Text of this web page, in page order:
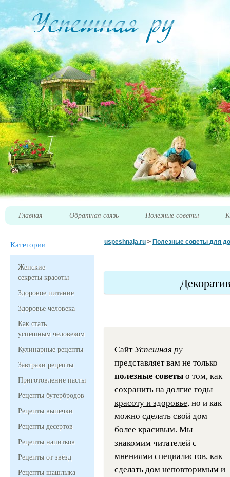
Главная Обратная связь Полезные советы
Категории
Женские
секреты красоты
Здоровое питание
Здоровье человека
Как стать
успешным человеком
Кулинарные рецепты
Завтраки рецепты
Приготовление пасты
Рецепты бутербродов
Рецепты выпечки
Рецепты десертов
Рецепты напитков
Рецепты от звёзд
Рецепты шашлыка
uspeshnaja.ru> Полезные советы для
Сайт Успешная ру
представляет вам не только
полезные советыо том, как
сохранить на долгие годы
красоту и здоровье, но и как
можно сделать свой дом
более красивым. Мы
знакомим читателей с
мнениями специалистов, как
сделать дом неповторимым и